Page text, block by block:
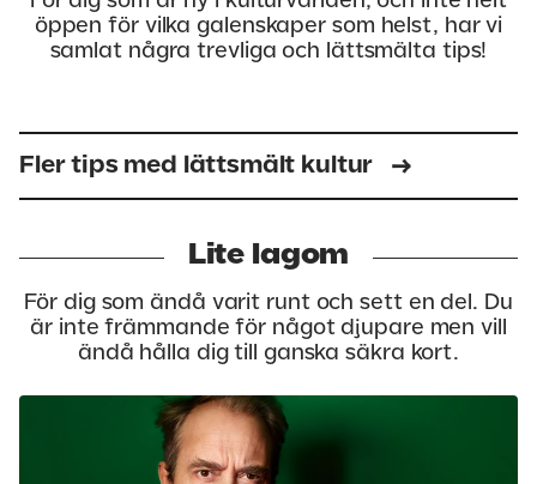
öppen för vilka galenskaper som helst, har vi
samlat några trevliga och lättsmälta tips!
Fler tips med lättsmält kultur
Lite lagom
För dig som ändå varit runt och sett en del. Du
är inte främmande för något djupare men vill
ändå hålla dig till ganska säkra kort.